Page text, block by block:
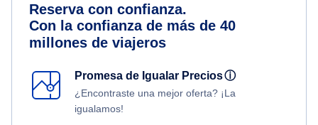
Reserva con confianza.
Con la confianza de más de 40
millones de viajeros
Promesa de Igualar Preciosⓘ
¿Encontraste una mejor oferta? ¡La
igualamos!